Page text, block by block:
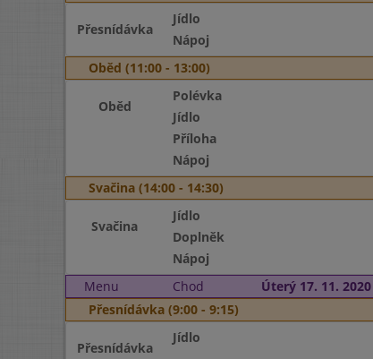
Přesnídávka
Jídlo
Nápoj
Oběd (11:00 - 13:00)
Oběd
Polévka
Jídlo
Příloha
Nápoj
Svačina (14:00 - 14:30)
Svačina
Jídlo
Doplněk
Nápoj
Menu
Chod
Úterý 17. 11. 2020
Přesnídávka (9:00 - 9:15)
Přesnídávka
Jídlo